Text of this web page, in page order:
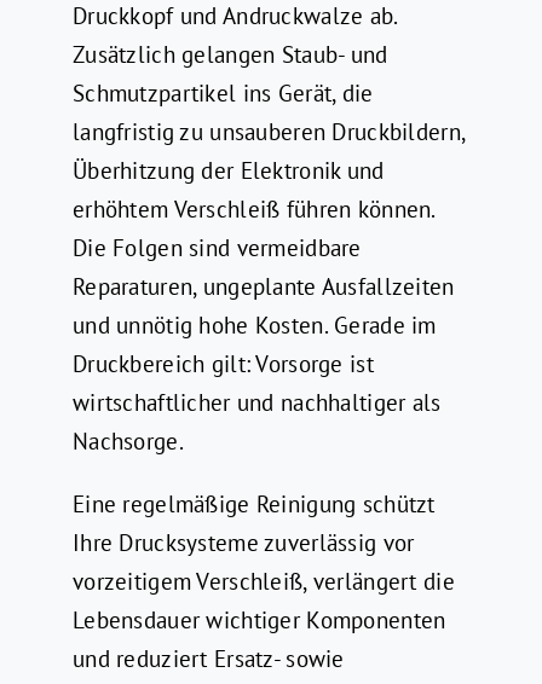
Druckkopf und Andruckwalze ab.
Zusätzlich gelangen Staub- und
Schmutzpartikel ins Gerät, die
langfristig zu unsauberen Druckbildern,
Überhitzung der Elektronik und
erhöhtem Verschleiß führen können.
Die Folgen sind vermeidbare
Reparaturen, ungeplante Ausfallzeiten
und unnötig hohe Kosten. Gerade im
Druckbereich gilt: Vorsorge ist
wirtschaftlicher und nachhaltiger als
Nachsorge.
Eine regelmäßige Reinigung schützt
Ihre Drucksysteme zuverlässig vor
vorzeitigem Verschleiß, verlängert die
Lebensdauer wichtiger Komponenten
und reduziert Ersatz- sowie